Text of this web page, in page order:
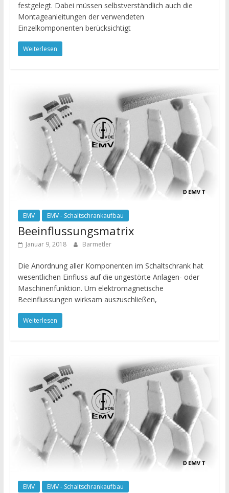
festgelegt. Dabei müssen selbstverständlich auch die
Montageanleitungen der verwendeten
Einzelkomponenten berücksichtigt
Weiterlesen
EMV EMV - Schaltschrankaufbau
Beeinflussungsmatrix
Januar 9, 2018 Barmetler
Die Anordnung aller Komponenten im Schaltschrank hat
wesentlichen Einfluss auf die ungestörte Anlagen- oder
Maschinenfunktion. Um elektromagnetische
Beeinflussungen wirksam auszuschließen,
Weiterlesen
EMV EMV - Schaltschrankaufbau